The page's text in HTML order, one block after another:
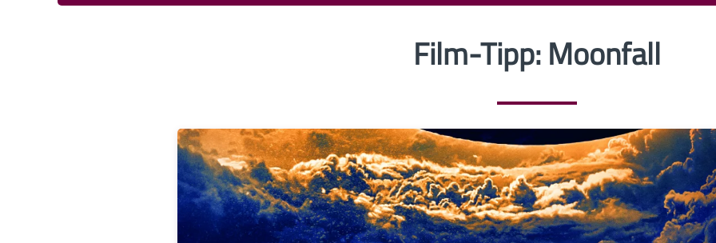
Film-Tipp: Moonfall